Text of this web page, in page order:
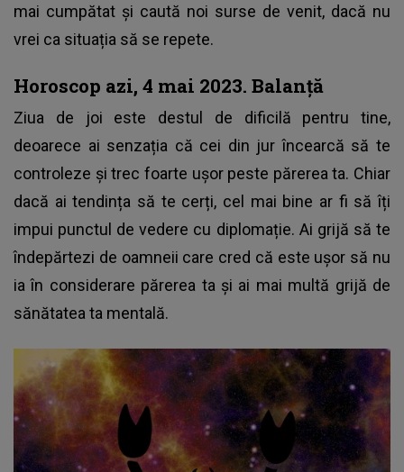
mai cumpătat și caută noi surse de venit, dacă nu
vrei ca situația să se repete.
Horoscop azi, 4 mai 2023. Balanță
Ziua de joi este destul de dificilă pentru tine,
deoarece ai senzația că cei din jur încearcă să te
controleze și trec foarte ușor peste părerea ta. Chiar
dacă ai tendința să te cerți, cel mai bine ar fi să îți
impui punctul de vedere cu diplomație. Ai grijă să te
îndepărtezi de oamneii care cred că este ușor să nu
ia în considerare părerea ta și ai mai multă grijă de
sănătatea ta mentală.